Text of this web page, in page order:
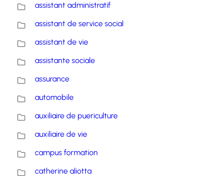
assistant administratif
assistant de service social
assistant de vie
assistante sociale
assurance
automobile
auxiliaire de puericulture
auxiliaire de vie
campus formation
catherine aliotta